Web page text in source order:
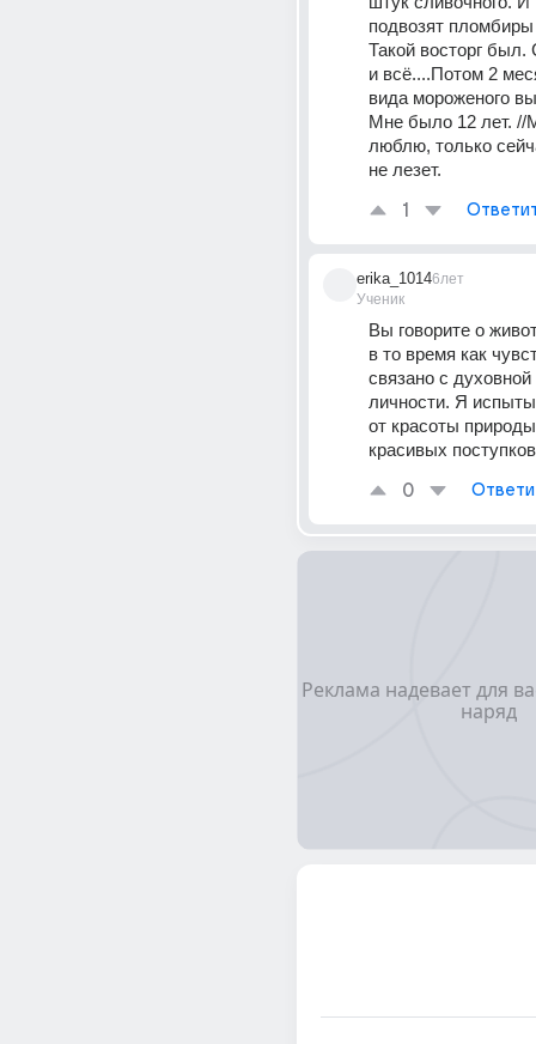
подвозят
Такой восторг был.
и всё....Потом 2
вида мороженого
Мне было 12 лет. //
люблю, только
не лезет.
1
erika_1014
Ученик
6лет
Вы говорите о
в то время как
связано с духовной
личности. Я
от красоты
красивых
0